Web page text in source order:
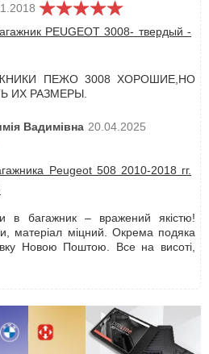
PEUGEOT 3008- твердый -
ПЕЖО 3008 ХОРОШИЕ,НО
ИХ РАЗМЕРЫ.
Вадимівна 20.04.2025
Peugeot 508 2010-2018 гг.
в багажник – вражений якістю!
матеріал міцний. Окрема подяка
Новою Поштою. Все на висоті,